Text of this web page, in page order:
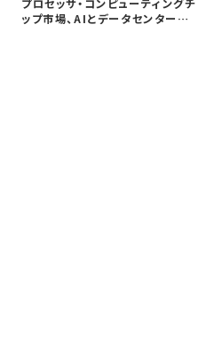
プロセッサ・コンピューティングチ
ップ市場、AIとデータセンター需